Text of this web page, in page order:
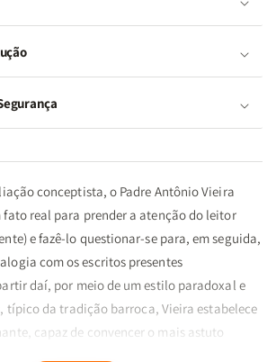
conceptista, o Padre Antônio Vieira
fato real para prender a atenção do leitor
e fazê-lo questionar-se para, em seguida,
com os escritos presentes
daí, por meio de um estilo paradoxal e
típico da tradição barroca, Vieira estabelece
capaz de convencer o mais astuto